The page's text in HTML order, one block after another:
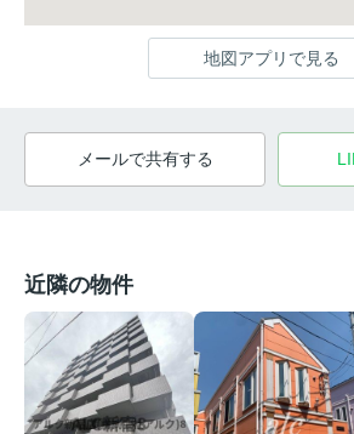
地図アプリで見る
メールで共有する
近隣の物件